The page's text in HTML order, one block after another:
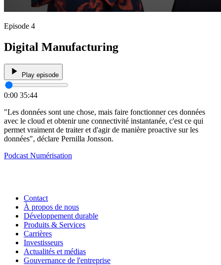
Episode 4
Digital Manufacturing
Play episode
0:00 35:44
"Les données sont une chose, mais faire fonctionner ces données
avec le cloud et obtenir une connectivité instantanée, c'est ce qui
permet vraiment de traiter et d'agir de manière proactive sur les
données", déclare Pernilla Jonsson.
Podcast Numérisation
Contact
À propos de nous
Développement durable
Produits & Services
Carrières
Investisseurs
Actualités et médias
Gouvernance de l'entreprise